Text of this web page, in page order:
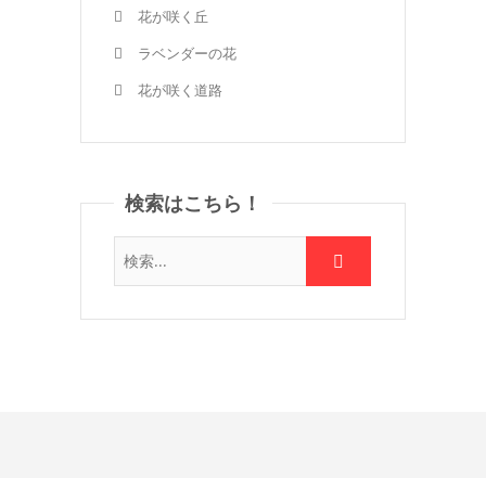
花が咲く丘
ラベンダーの花
花が咲く道路
検索はこちら！